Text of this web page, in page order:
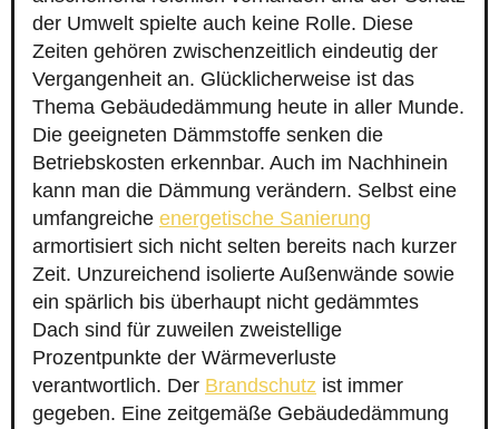
der Umwelt spielte auch keine Rolle. Diese
Zeiten gehören zwischenzeitlich eindeutig der
Vergangenheit an. Glücklicherweise ist das
Thema Gebäudedämmung heute in aller Munde.
Die geeigneten Dämmstoffe senken die
Betriebskosten erkennbar. Auch im Nachhinein
kann man die Dämmung verändern. Selbst eine
umfangreiche energetische Sanierung
armortisiert sich nicht selten bereits nach kurzer
Zeit. Unzureichend isolierte Außenwände sowie
ein spärlich bis überhaupt nicht gedämmtes
Dach sind für zuweilen zweistellige
Prozentpunkte der Wärmeverluste
verantwortlich. Der Brandschutz ist immer
gegeben. Eine zeitgemäße Gebäudedämmung